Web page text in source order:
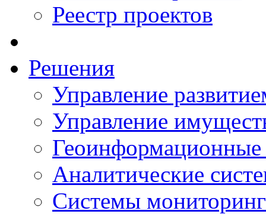
Реестр проектов
Решения
Управление
Управление
Аналитические
Системы